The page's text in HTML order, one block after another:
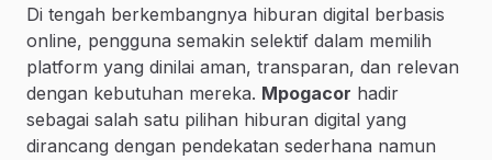
Di tengah berkembangnya hiburan digital berbasis
online, pengguna semakin selektif dalam memilih
platform yang dinilai aman, transparan, dan relevan
dengan kebutuhan mereka. Mpogacor hadir
sebagai salah satu pilihan hiburan digital yang
dirancang dengan pendekatan sederhana namun